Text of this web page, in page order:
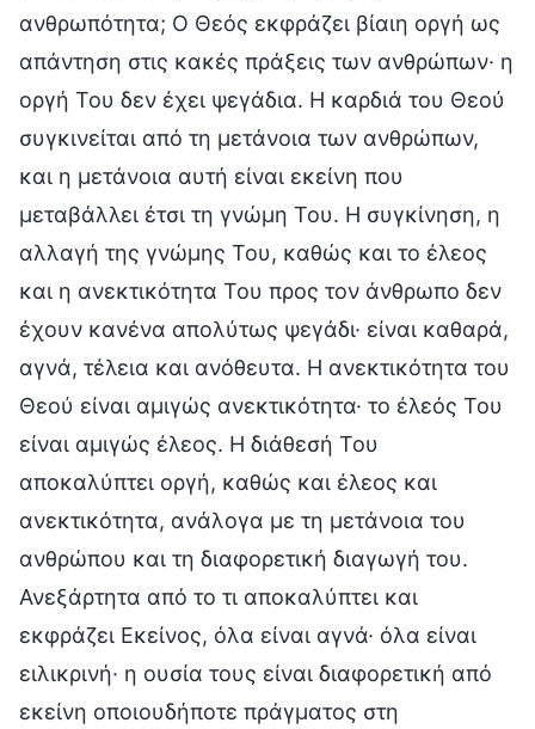
ανθρωπότητα; Ο Θεός εκφράζει βίαιη οργή ως
απάντηση στις κακές πράξεις των ανθρώπων· η
οργή Του δεν έχει ψεγάδια. Η καρδιά του Θεού
συγκινείται από τη μετάνοια των ανθρώπων,
και η μετάνοια αυτή είναι εκείνη που
μεταβάλλει έτσι τη γνώμη Του. Η συγκίνηση, η
αλλαγή της γνώμης Του, καθώς και το έλεος
και η ανεκτικότητα Του προς τον άνθρωπο δεν
έχουν κανένα απολύτως ψεγάδι· είναι καθαρά,
αγνά, τέλεια και ανόθευτα. Η ανεκτικότητα του
Θεού είναι αμιγώς ανεκτικότητα· το έλεός Του
είναι αμιγώς έλεος. Η διάθεσή Του
αποκαλύπτει οργή, καθώς και έλεος και
ανεκτικότητα, ανάλογα με τη μετάνοια του
ανθρώπου και τη διαφορετική διαγωγή του.
Ανεξάρτητα από το τι αποκαλύπτει και
εκφράζει Εκείνος, όλα είναι αγνά· όλα είναι
ειλικρινή· η ουσία τους είναι διαφορετική από
εκείνη οποιουδήποτε πράγματος στη